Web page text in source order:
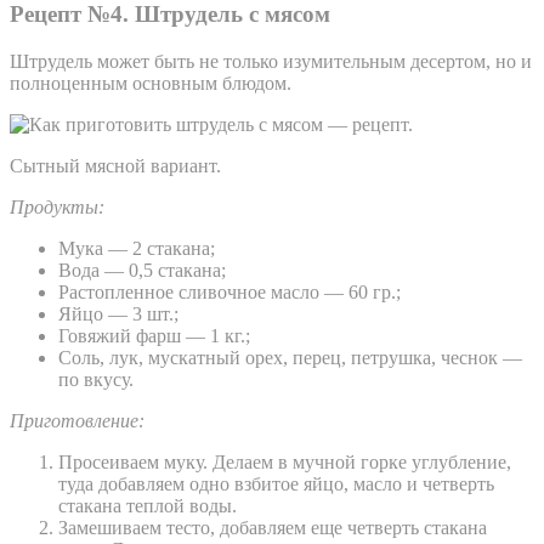
Рецепт №4. Штрудель с мясом
Штрудель может быть не только изумительным десертом, но и
полноценным основным блюдом.
Сытный мясной вариант.
Продукты:
Мука — 2 стакана;
Вода — 0,5 стакана;
Растопленное сливочное масло — 60 гр.;
Яйцо — 3 шт.;
Говяжий фарш — 1 кг.;
Соль, лук, мускатный орех, перец, петрушка, чеснок —
по вкусу.
Приготовление:
Просеиваем муку. Делаем в мучной горке углубление,
туда добавляем одно взбитое яйцо, масло и четверть
стакана теплой воды.
Замешиваем тесто, добавляем еще четверть стакана